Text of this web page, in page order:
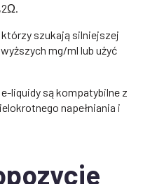
szukają silniejszej
mg/ml lub użyć
liquidy są kompatybilne z
napełniania i